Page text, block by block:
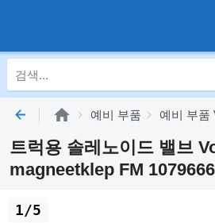
예비 부품 예비 부품
트럭용 솔레노이드 밸브
magneetklep FM 1079666
1/5